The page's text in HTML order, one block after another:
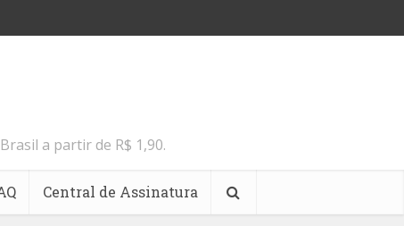
a partir de R$ 1,90.
Central de Assinatura